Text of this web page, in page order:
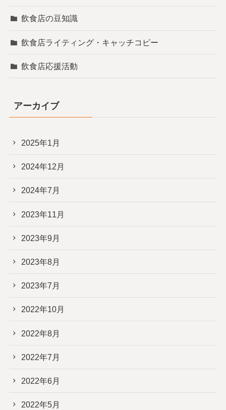
飲食店の豆知識
飲食店ライティング・キャッチコピー
飲食店応援活動
アーカイブ
2025年1月
2024年12月
2024年7月
2023年11月
2023年9月
2023年8月
2023年7月
2022年10月
2022年8月
2022年7月
2022年6月
2022年5月